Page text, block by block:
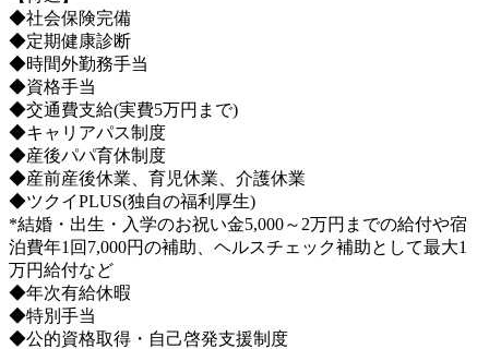
◆社会保険完備
◆定期健康診断
◆時間外勤務手当
◆資格手当
◆交通費支給(実費5万円まで)
◆キャリアパス制度
◆産後パパ育休制度
◆産前産後休業、育児休業、介護休業
◆ツクイPLUS(独自の福利厚生)
*結婚・出生・入学のお祝い金5,000～2万円までの給付や宿
泊費年1回7,000円の補助、ヘルスチェック補助として最大1
万円給付など
◆年次有給休暇
◆特別手当
◆公的資格取得・自己啓発支援制度